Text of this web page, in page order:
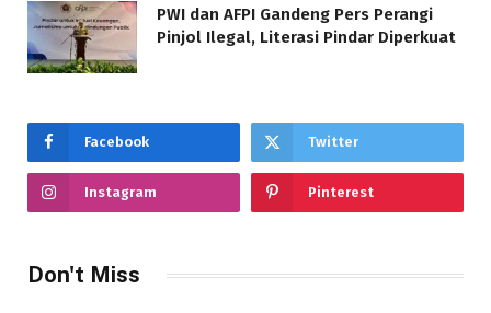
PWI dan AFPI Gandeng Pers Perangi
Pinjol Ilegal, Literasi Pindar Diperkuat
Facebook Twitter
Instagram Pinterest
Don't Miss